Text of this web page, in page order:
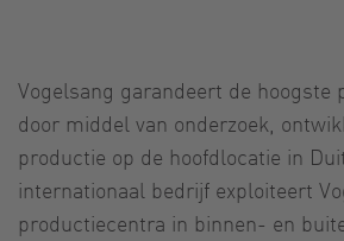
Vogelsang garandeert de hoogste
door middel van onderzoek,
productie op de hoofdlocatie in
internationaal bedrijf exploiteert
productiecentra in binnen- en